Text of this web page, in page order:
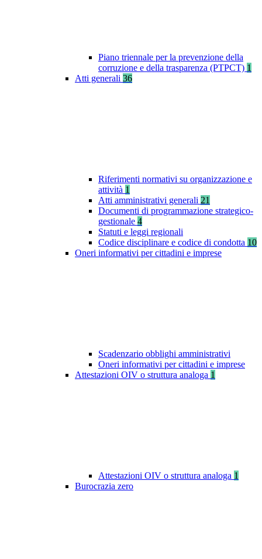
Piano triennale per la prevenzione della
corruzione e della trasparenza (PTPCT) 1
Atti generali 36
Riferimenti normativi su organizzazione e
attività 1
Atti amministrativi generali 21
Documenti di programmazione strategico-
gestionale 4
Statuti e leggi regionali
Codice disciplinare e codice di condotta 10
Oneri informativi per cittadini e imprese
Scadenzario obblighi amministrativi
Oneri informativi per cittadini e imprese
Attestazioni OIV o struttura analoga 1
Attestazioni OIV o struttura analoga 1
Burocrazia zero